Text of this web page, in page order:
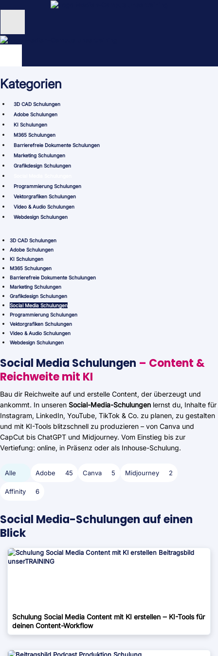
Inhalt
Unternehmen
NEU: KI Schulungen
unsertraining Blog
Kategorien
3D CAD Schulungen
Adobe Schulungen
KI Schulungen
M365 Schulungen
Barrierefreie Dokumente Schulungen
Marketing Schulungen
Grafikdesign Schulungen
Programmierung Schulungen
Vektorgrafiken Schulungen
Video & Audio Schulungen
Webdesign Schulungen
3D CAD Schulungen
Adobe Schulungen
KI Schulungen
M365 Schulungen
Barrierefreie Dokumente Schulungen
Marketing Schulungen
Grafikdesign Schulungen
Social Media Schulungen
Programmierung Schulungen
Vektorgrafiken Schulungen
Video & Audio Schulungen
Webdesign Schulungen
Social Media Schulungen – Content &
Reichweite mit KI
Bau dir Reichweite auf und erstelle Content, der überzeugt und
ankommt. In unseren Social-Media-Schulungen lernst du, Inhalte für
Instagram, LinkedIn, YouTube, TikTok & Co. zu planen, zu gestalten
und mit KI-Tools blitzschnell zu produzieren – von Canva und
CapCut bis ChatGPT und Midjourney. Vom Einstieg bis zur
Vertiefung: online, in Präsenz oder als Inhouse-Schulung.
Alle Adobe 45 Canva 5 Midjourney 2
Affinity 6
Social Media-Schulungen auf einen
Blick
Schulung Social Media Content mit KI erstellen ‒ KI-Tools für
deinen Content-Workflow